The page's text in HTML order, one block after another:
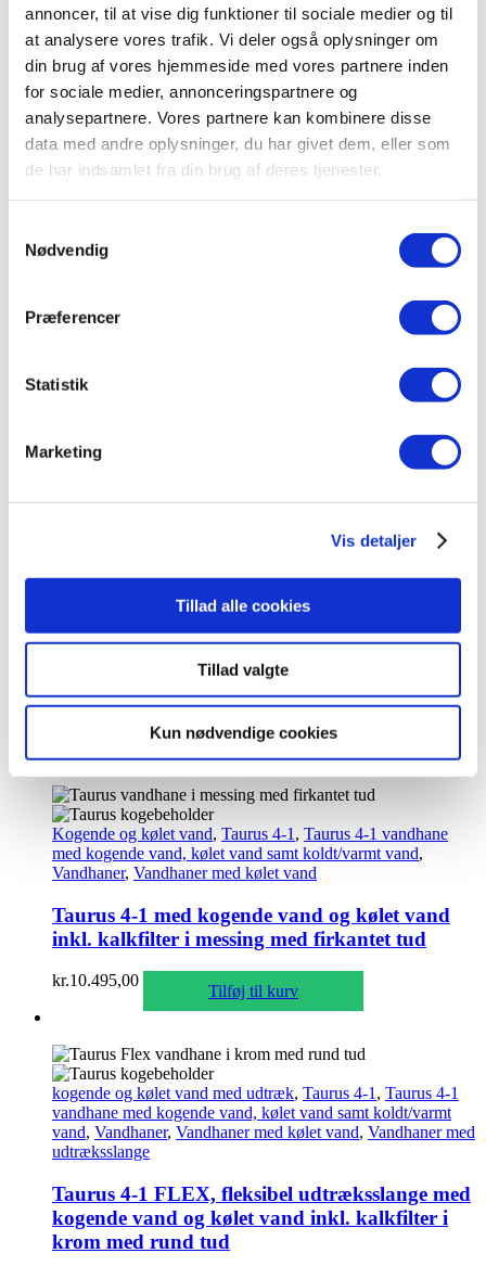
annoncer, til at vise dig funktioner til sociale medier og til
at analysere vores trafik. Vi deler også oplysninger om
din brug af vores hjemmeside med vores partnere inden
for sociale medier, annonceringspartnere og
analysepartnere. Vores partnere kan kombinere disse
data med andre oplysninger, du har givet dem, eller som
de har indsamlet fra din brug af deres tjenester.
Nødvendig
Præferencer
Statistik
Marketing
Vis detaljer
Tillad alle cookies
Tillad valgte
Kun nødvendige cookies
Kogende og kølet vand Taurus 4-1,
Taurus 4-1 vandhane
med kogende vand, kølet vand samt koldt/varmt vand,
Vandhaner,Vandhaner med kølet vand
Taurus 4-1 med kogende vand og kølet vand
inkl. kalkfilter i sort med rund tud
kr.10.495,00
Kogende og kølet vand
Taurus 4-1 vandhane
med kogende vand, kølet vand samt koldt/varmt vand,
Taurus 4-1 med kogende vand og kølet vand
kr.10.495,00
Kogende og kølet vand,Taurus 4-1,Taurus 4-1 vandhane
Vandhaner med kølet vand
inkl. kalkfilter i messing med rund tud
Tilføj til kurv
Kogende og kølet vand, Taurus 4-1 , Taurus 4-1 vandhane
med kogende vand, kølet vand samt koldt/varmt vand,
Vandhaner, Vandhaner med kølet vand
Taurus 4-1 med kogende vand og kølet vand
inkl. kalkfilter i messing med firkantet tud
kr.10.495,00
Tilføj til kurv
kogende og kølet vand med udtræk, Taurus 4-1 , Taurus 4-1
vandhane med kogende vand, kølet vand samt koldt/varmt
vand, Vandhaner, Vandhaner med kølet vand, Vandhaner med
udtræksslange
Taurus 4-1 FLEX, fleksibel udtræksslange med
kogende vand og kølet vand inkl. kalkfilter i
krom med rund tud